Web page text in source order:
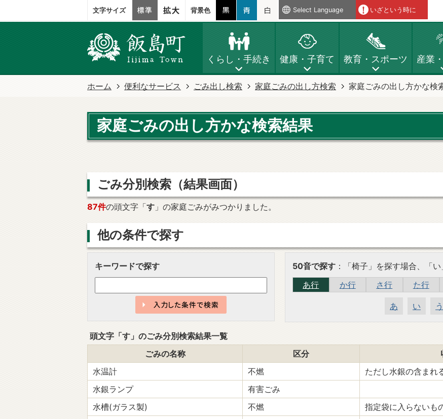
文字サイズ 背景色 Select Language いざという時に
くらし・手続き 健康・子育て 教育・スポーツ 産業
ホーム 便利なサービス ごみ出し検索 家庭ごみの出し方検索 家庭ごみの出し方かな検
家庭ごみの出し方かな検索結果
ごみ分別検索 （結果画面）
87件の頭文字「す 」の家庭ごみがみつかりました。
他の条件で探す
キーワードで探す 50音で探す ：「椅子」を探す場合、「
あ行
か行 さ行 た行
あ い う
頭文字「す 」のごみ分別検索結果一覧
ごみの名称
区分
水温計
不燃
ただし水銀の含まれ
水銀ランプ
有害ごみ
水槽(ガラス製)
不燃
指定袋に入らないも